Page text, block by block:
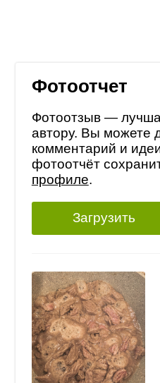
Фотоотчет
Фотоотзыв —
автору. Вы можете
комментарий и
фотоотчёт
профиле.
Загрузить